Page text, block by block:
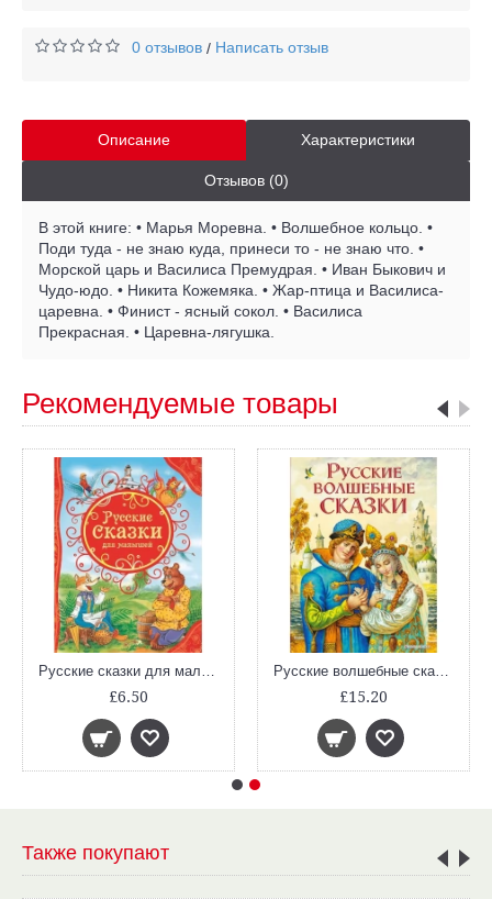
0 отзывов / Написать отзыв
Описание Характеристики
Отзывов (0)
В этой книге: • Марья Моревна. • Волшебное кольцо. •
Поди туда - не знаю куда, принеси то - не знаю что. •
Морской царь и Василиса Премудрая. • Иван Быкович и
Чудо-юдо. • Никита Кожемяка. • Жар-птица и Василиса-
царевна. • Финист - ясный сокол. • Василиса
Прекрасная. • Царевна-лягушка.
Рекомендуемые товары
£6.50 £15.20
Также покупают